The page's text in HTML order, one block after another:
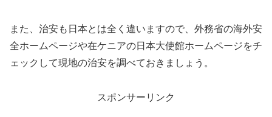
また、治安も日本とは全く違いますので、外務省の海外安
全ホームページや在ケニアの日本大使館ホームページをチ
ェックして現地の治安を調べておきましょう。
スポンサーリンク